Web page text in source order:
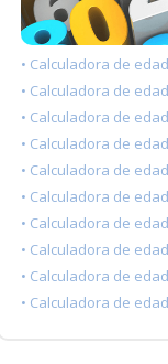
• Calculadora de
• Calculadora de
• Calculadora de
• Calculadora de
• Calculadora de
• Calculadora de
• Calculadora de
• Calculadora de
• Calculadora de
• Calculadora de